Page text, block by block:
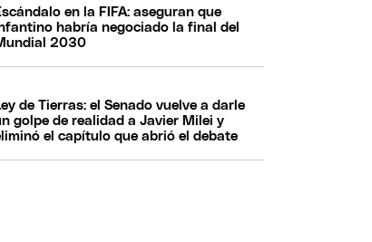
en la FIFA: aseguran que
habría negociado la final del
2030
de Tierras: el Senado vuelve a darle
golpe de realidad a Javier Milei y
el capítulo que abrió el debate